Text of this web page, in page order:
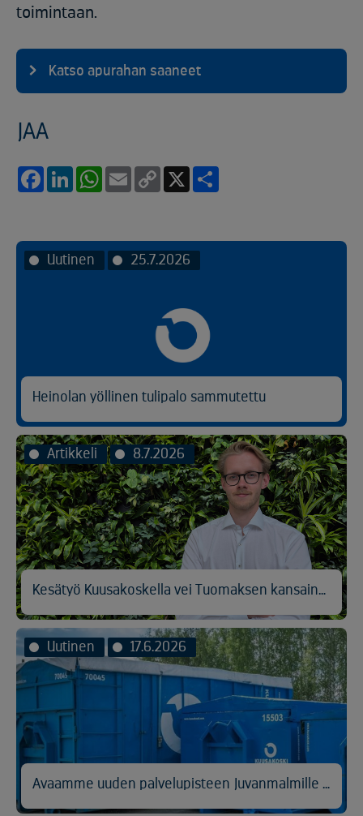
toimintaan.
Katso apurahan saaneet
JAA
FacebookLinkedInWhatsApp
Email
Copy
Uutinen 25.7.2026
Heinolan yöllinen tulipalo sammutettu
Artikkeli 8.7.2026
Kesätyö Kuusakoskella vei Tuomaksen kansainvälisen logistiikan pariin
Uutinen 17.6.2026
Avaamme uuden palvelupisteen Juvanmalmille Espooseen